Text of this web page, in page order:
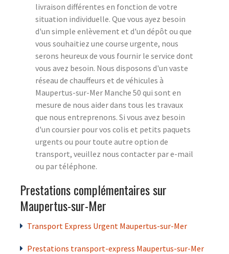
livraison différentes en fonction de votre
situation individuelle. Que vous ayez besoin
d'un simple enlèvement et d'un dépôt ou que
vous souhaitiez une course urgente, nous
serons heureux de vous fournir le service dont
vous avez besoin. Nous disposons d'un vaste
réseau de chauffeurs et de véhicules à
Maupertus-sur-Mer Manche 50 qui sont en
mesure de nous aider dans tous les travaux
que nous entreprenons. Si vous avez besoin
d'un coursier pour vos colis et petits paquets
urgents ou pour toute autre option de
transport, veuillez nous contacter par e-mail
ou par téléphone.
Prestations complémentaires sur
Maupertus-sur-Mer
Transport Express Urgent Maupertus-sur-Mer
Prestations transport-express Maupertus-sur-Mer